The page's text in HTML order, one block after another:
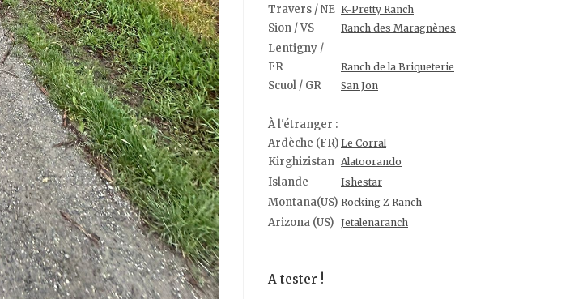
Travers / NE K-Pretty Ranch
Sion / VS Ranch des Maragnènes
Lentigny /
FR
Ranch de la Briqueterie
Scuol / GR San Jon
À l'étranger :
Ardèche (FR) Le Corral
Kirghizistan Alatoorando
Islande Ishestar
Montana(US) Rocking Z Ranch
Arizona (US) Jetalenaranch
A tester !